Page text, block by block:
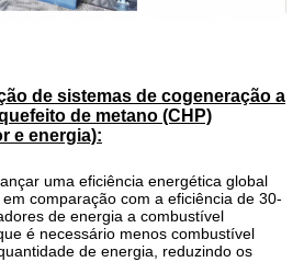
de sistemas de cogeneração a
de metano (CHP)
e energia):
uma eficiência energética global
comparação com a eficiência de 30-
de energia a combustível
é necessário menos combustível
de energia, reduzindo os